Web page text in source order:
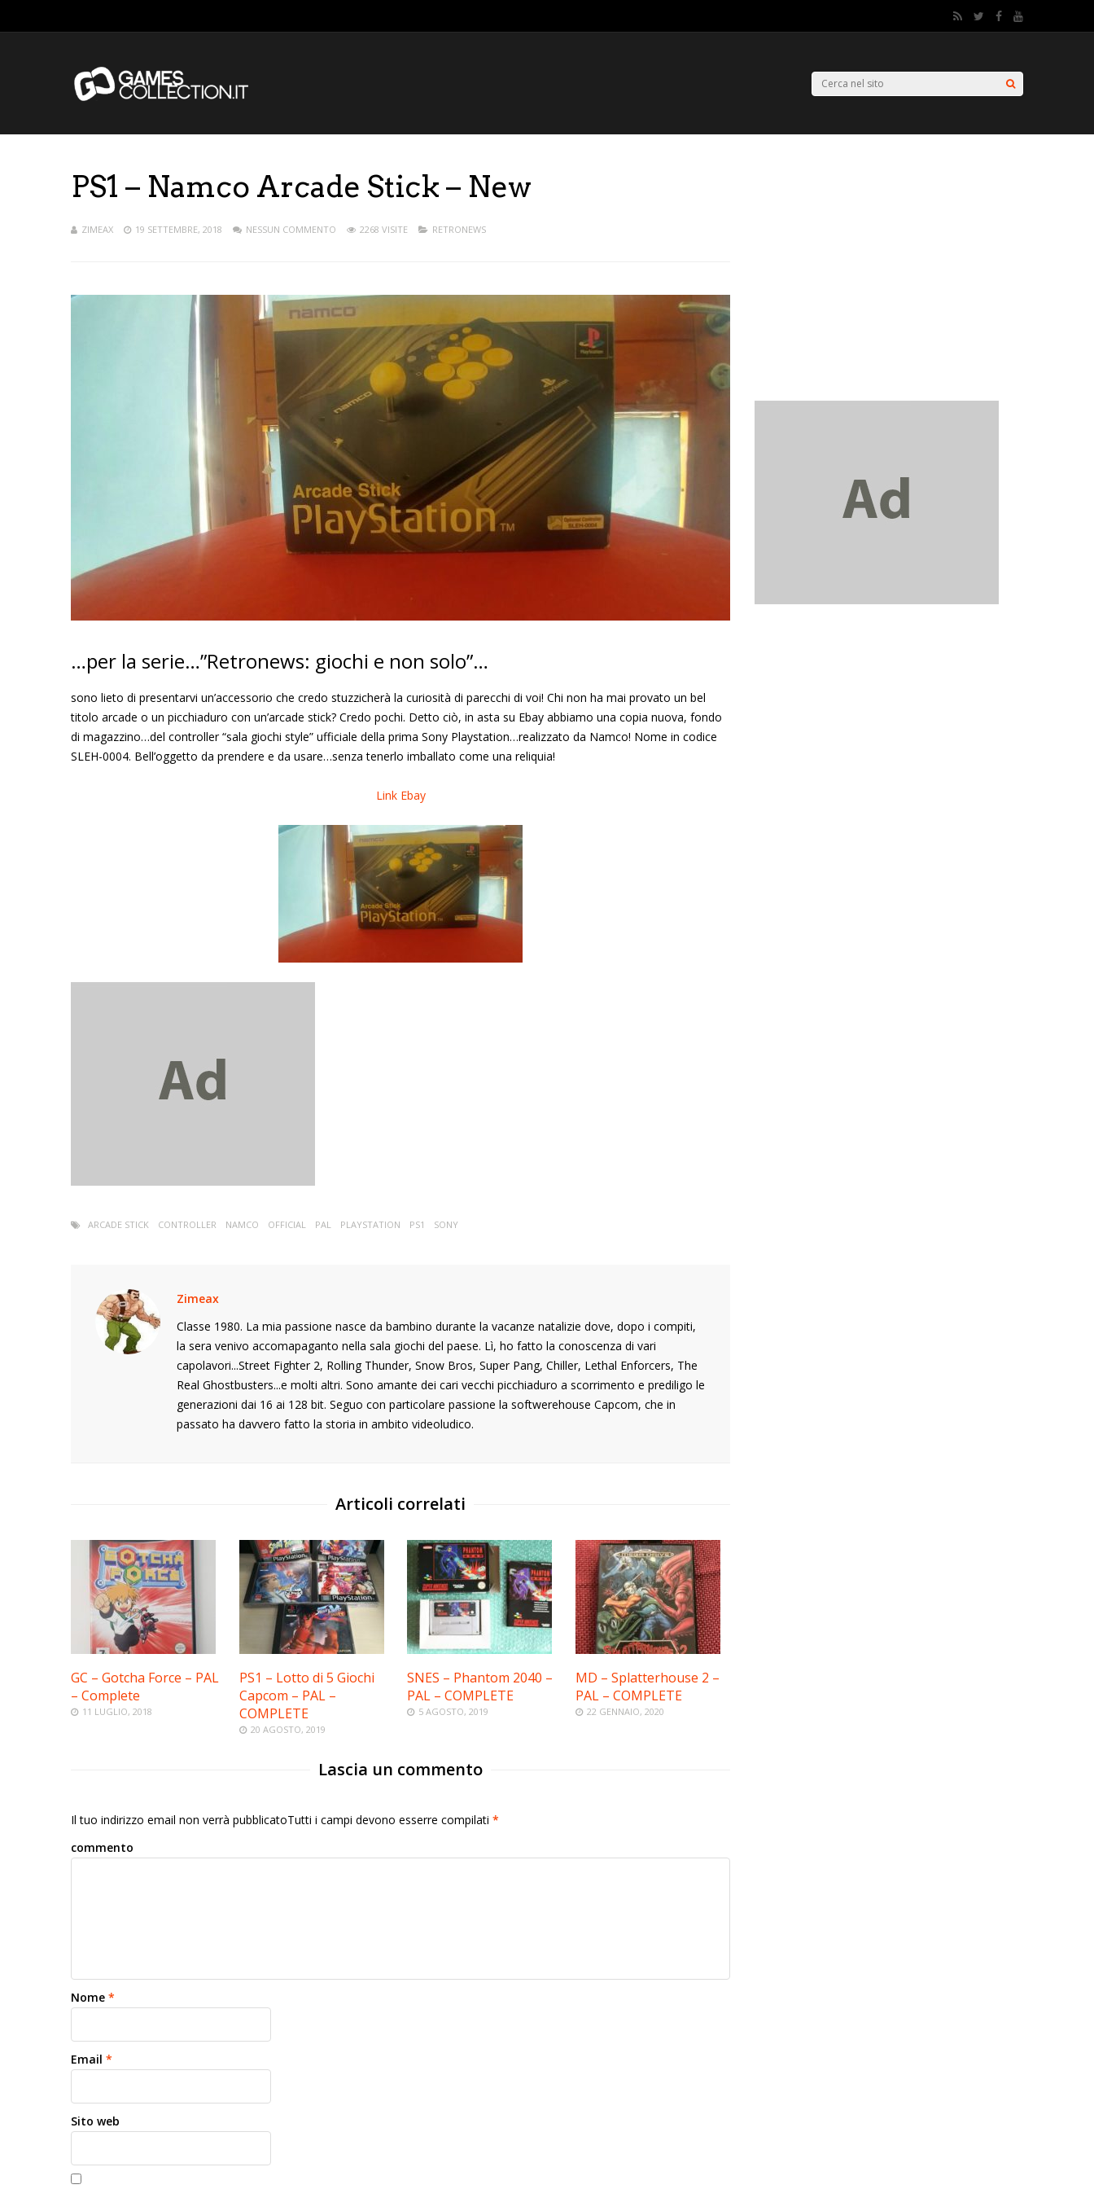
PS1 – Namco Arcade Stick – New
ZIMEAX 19 SETTEMBRE, 2018 NESSUN COMMENTO 2268 VISITE RETRONEWS
…per la serie…”Retronews: giochi e non solo”…
sono lieto di presentarvi un’accessorio che credo stuzzicherà la curiosità di parecchi di voi! Chi non ha mai provato un bel
titolo arcade o un picchiaduro con un’arcade stick? Credo pochi. Detto ciò, in asta su Ebay abbiamo una copia nuova, fondo
di magazzino…del controller “sala giochi style” ufficiale della prima Sony Playstation…realizzato da Namco! Nome in codice
SLEH-0004. Bell’oggetto da prendere e da usare…senza tenerlo imballato come una reliquia!
Link Ebay
ARCADE STICK CONTROLLER NAMCO OFFICIAL PAL PLAYSTATION PS1 SONY
Zimeax
Classe 1980. La mia passione nasce da bambino durante la vacanze natalizie dove, dopo i compiti,
la sera venivo accomapaganto nella sala giochi del paese. Lì, ho fatto la conoscenza di vari
capolavori...Street Fighter 2, Rolling Thunder, Snow Bros, Super Pang, Chiller, Lethal Enforcers, The
Real Ghostbusters...e molti altri. Sono amante dei cari vecchi picchiaduro a scorrimento e prediligo le
generazioni dai 16 ai 128 bit. Seguo con particolare passione la softwerehouse Capcom, che in
passato ha davvero fatto la storia in ambito videoludico.
Articoli correlati
GC – Gotcha Force – PAL
– Complete
11 LUGLIO, 2018
PS1 – Lotto di 5 Giochi
Capcom – PAL –
COMPLETE
20 AGOSTO, 2019
SNES – Phantom 2040 –
PAL – COMPLETE
5 AGOSTO, 2019
MD – Splatterhouse 2 –
PAL – COMPLETE
22 GENNAIO, 2020
Lascia un commento
Il tuo indirizzo email non verrà pubblicatoTutti i campi devono esserre compilati *
commento
Nome *
Email *
Sito web